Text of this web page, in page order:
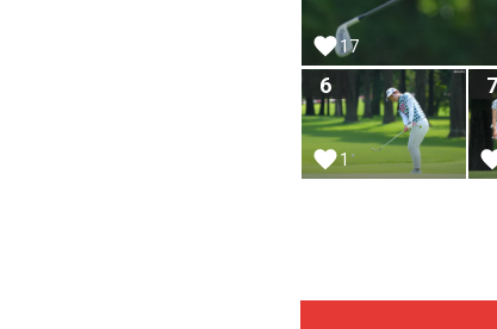
17
6
1